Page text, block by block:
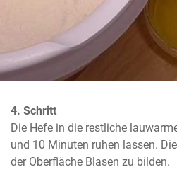
4. Schritt
Die Hefe in die restliche
und 10 Minuten ruhen lassen.
der Oberfläche Blasen zu bilden.